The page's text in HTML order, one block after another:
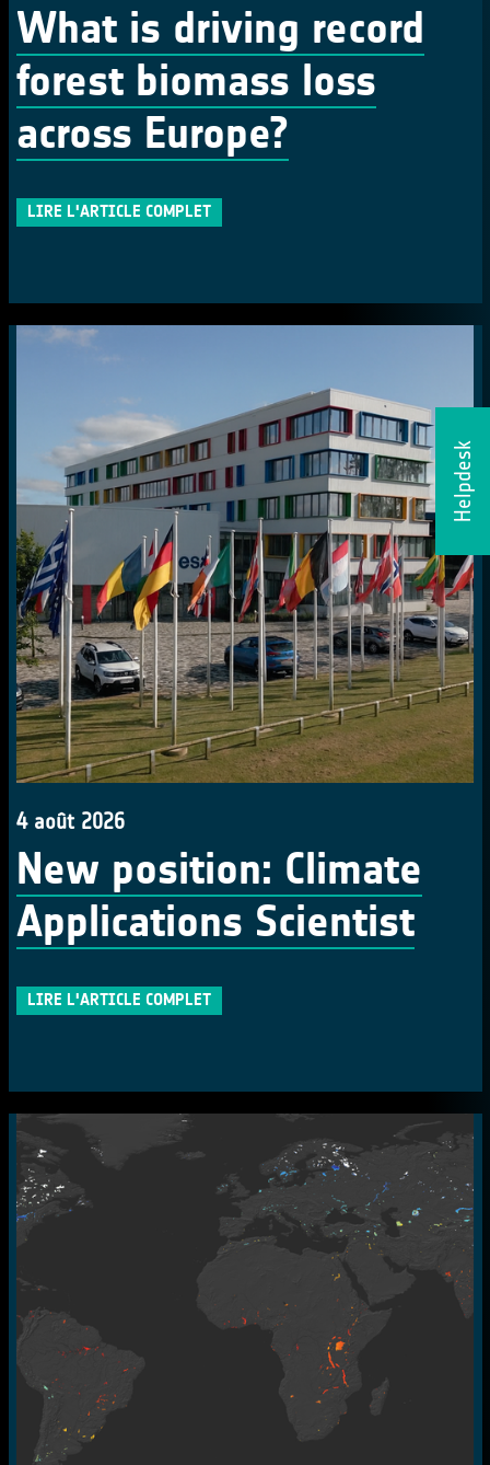
Helpdesk
What is driving record
forest biomass loss
across Europe?
LIRE L'ARTICLE COMPLET
4 août 2026
New position: Climate
Applications Scientist
LIRE L'ARTICLE COMPLET